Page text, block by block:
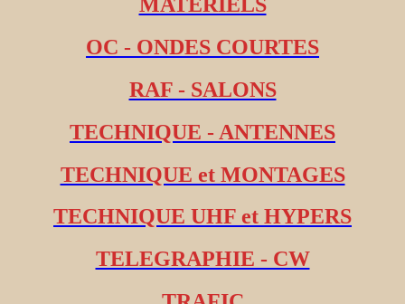
OC - ONDES COURTES
RAF - SALONS
TECHNIQUE - ANTENNES
TECHNIQUE et MONTAGES
TECHNIQUE UHF et HYPERS
TELEGRAPHIE - CW